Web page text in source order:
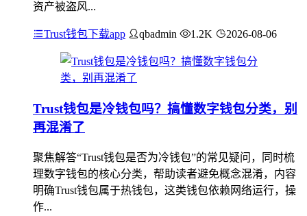
资产被盗风...
Trust钱包下载app qbadmin 1.2K 2026-08-06
Trust钱包是冷钱包吗？搞懂数字钱包分类，别
再混淆了
聚焦解答“Trust钱包是否为冷钱包”的常见疑问，同时梳
理数字钱包的核心分类，帮助读者避免概念混淆，内容
明确Trust钱包属于热钱包，这类钱包依赖网络运行，操
作...